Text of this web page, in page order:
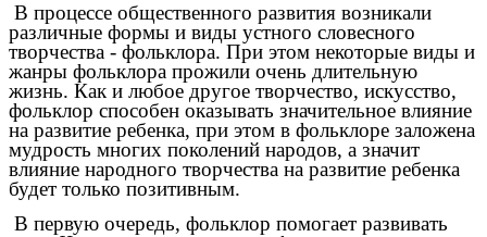
В процессе общественного развития возникали
различные формы и виды устного словесного
творчества - фольклора. При этом некоторые виды и
жанры фольклора прожили очень длительную
жизнь. Как и любое другое творчество, искусство,
фольклор способен оказывать значительное влияние
на развитие ребенка, при этом в фольклоре заложена
мудрость многих поколений народов, а значит
влияние народного творчества на развитие ребенка
будет только позитивным.
В первую очередь, фольклор помогает развивать